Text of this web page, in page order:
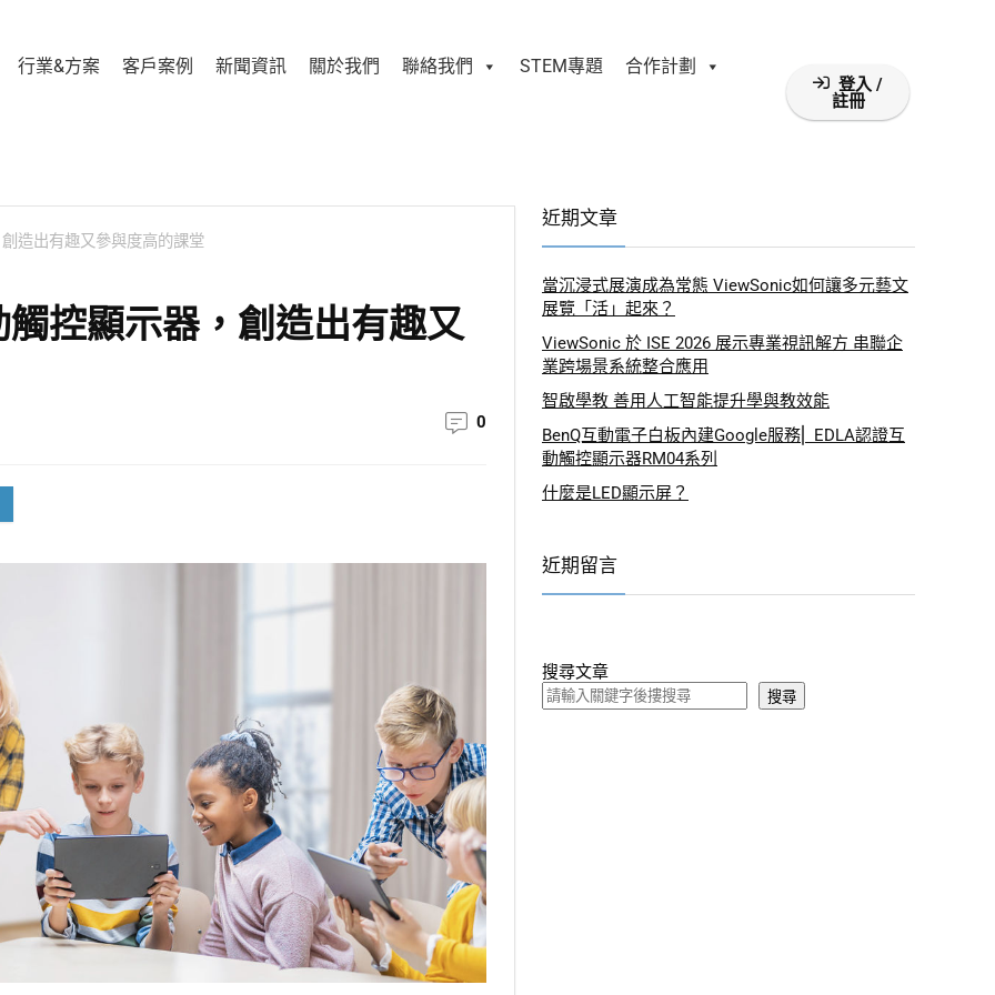
行業&方案 客戶案例 新聞資訊 關於我們 聯絡我們 STEM專題 合作計劃
登入 /
註冊
造出有趣又參與度高的課堂
控顯示器，創造出有趣又
0
近期文章
當沉浸式展演成為常態 ViewSonic如何讓多元藝文
展覽「活」起來？
ViewSonic 於 ISE 2026 展示專業視訊解方 串聯企
業跨場景系統整合應用
智啟學教 善用人工智能提升學與教效能
BenQ互動電子白板內建Google服務⎜ EDLA認證互
動觸控顯示器RM04系列
什麼是LED顯示屏？
近期留言
搜尋文章
搜尋